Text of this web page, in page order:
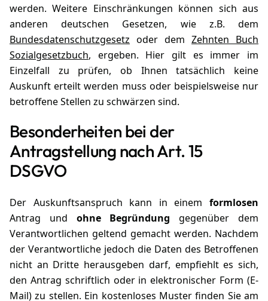
werden. Weitere Einschränkungen können sich aus
anderen deutschen Gesetzen, wie z.B. dem
Bundesdatenschutzgesetz oder dem Zehnten Buch
Sozialgesetzbuch, ergeben. Hier gilt es immer im
Einzelfall zu prüfen, ob Ihnen tatsächlich keine
Auskunft erteilt werden muss oder beispielsweise nur
betroffene Stellen zu schwärzen sind.
Besonderheiten bei der
Antragstellung nach Art. 15
DSGVO
Der Auskunftsanspruch kann in einem formlosen
Antrag und ohne Begründung gegenüber dem
Verantwortlichen geltend gemacht werden. Nachdem
der Verantwortliche jedoch die Daten des Betroffenen
nicht an Dritte herausgeben darf, empfiehlt es sich,
den Antrag schriftlich oder in elektronischer Form (E-
Mail) zu stellen. Ein kostenloses Muster finden Sie am